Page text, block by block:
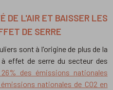
DE L'AIR ET BAISSER LES
DE SERRE
sont à l'origine de plus de la
effet de serre du secteur des
des émissions nationales
nationales de CO2 en